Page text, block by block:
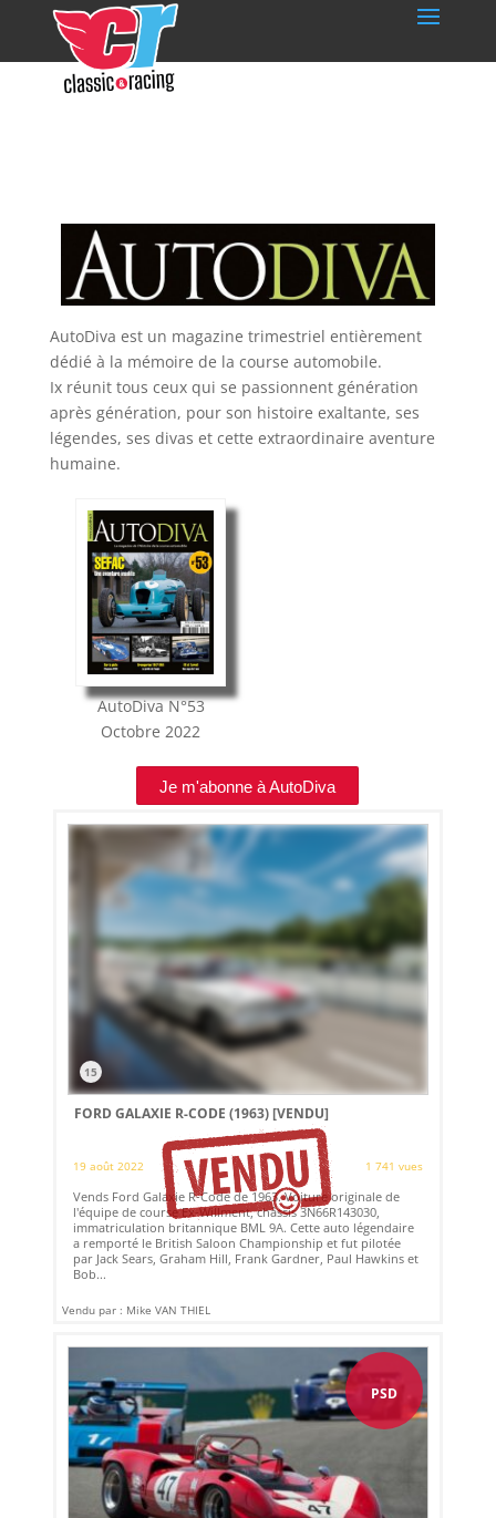
AutoDiva est un magazine trimestriel entièrement
dédié à la mémoire de la course automobile.
Ix réunit tous ceux qui se passionnent génération
après génération, pour son histoire exaltante, ses
légendes, ses divas et cette extraordinaire aventure
humaine.
AutoDivaN°53
Octobre 2022
Je m'abonne à AutoDiva
15
FORD GALAXIE R-CODE (1963)[VENDU]
19 août 2022 1 741 vues
Vends Ford Galaxie R-Code de 1963. Voiture originale de
l'équipe de course Ex-Willment, châssis 3N66R143030,
immatriculation britannique BML 9A. Cette auto légendaire
a remporté le British Saloon Championship et fut pilotée
par Jack Sears, Graham Hill, Frank Gardner, Paul Hawkins et
Bob...
Vendu par : Mike VAN THIEL
PSD